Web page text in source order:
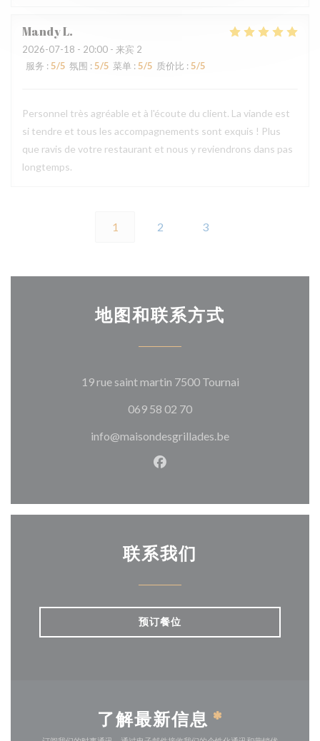
MandyL
2026-07-18 - 20:00 - 来宾 2
服务 :5/5 氛围 : 5/5 菜单 : 5/5 质价比 : 5/5
Personnel très agréable et à l'écoute du client. La viande est
si tendre et tous les accompagnements sont exquis ! Plus
que ravis de votre restaurant et nous y reviendrons dans pas
longtemps.
1 2 3
地图和联系方式
19 rue saint martin 7500 Tournai((在新窗口中打
069 58 02 70
info@maisondesgrillades.be
Facebook ((在新窗口中打开
联系我们
预订餐位
了解最新信息 *